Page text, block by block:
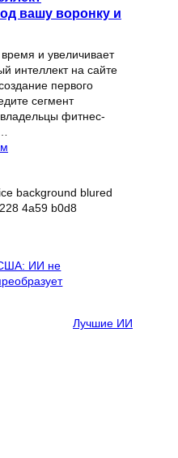
вашу воронку и
и увеличивает
интеллект на сайте
первого
сегмент
фитнес-
Лучшие ИИ